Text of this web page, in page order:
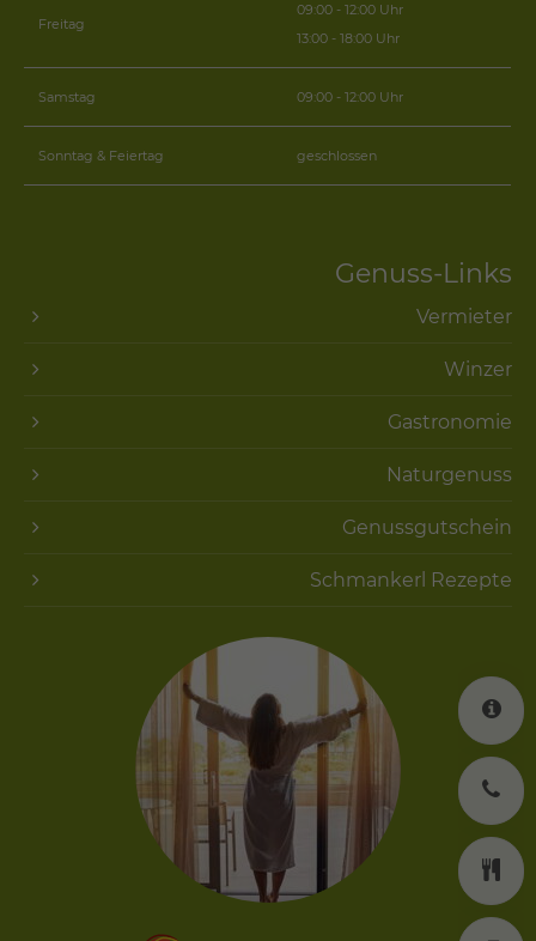
Freitag
09:00 - 12:00 Uhr
13:00 - 18:00 Uhr
Samstag 09:00 - 12:00 Uhr
Sonntag & Feiertag geschlossen
Genuss-Links
Vermieter
Winzer
Gastronomie
Naturgenuss
Genussgutschein
Schmankerl Rezepte